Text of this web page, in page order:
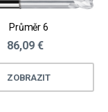
Průměr 6
86,09 €
ZOBRAZIT